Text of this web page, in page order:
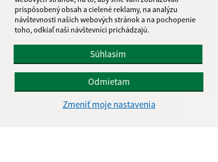
prispôsobený obsah a cielené reklamy, na analýzu
návštevnosti našich webových stránok a na pochopenie
toho, odkiaľ naši návštevníci prichádzajú.
Súhlasím
Odmietam
Zmeniť moje nastavenia